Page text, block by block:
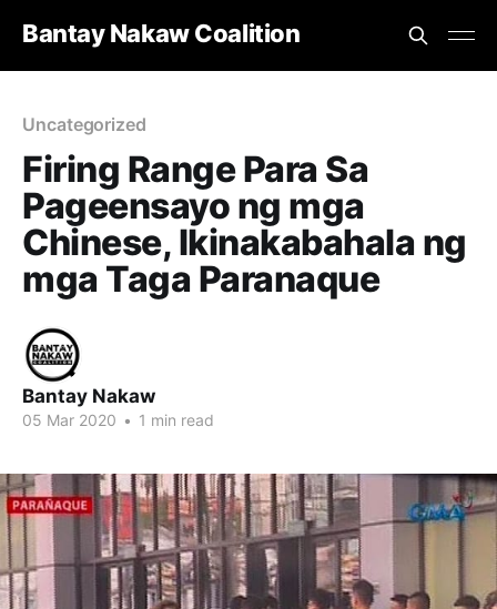
Bantay Nakaw Coalition
Uncategorized
Firing Range Para Sa
Pageensayo ng mga
Chinese, Ikinakabahala ng
mga Taga Paranaque
Bantay Nakaw
05 Mar 2020 • 1 min read